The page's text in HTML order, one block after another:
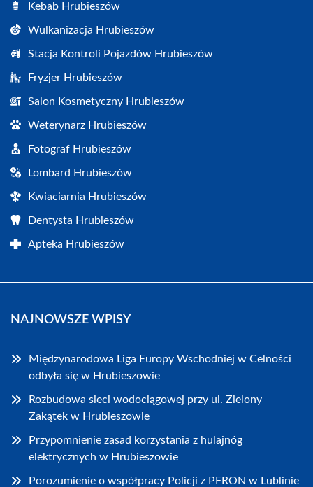
Kebab Hrubieszów
Wulkanizacja Hrubieszów
Stacja Kontroli Pojazdów Hrubieszów
Fryzjer Hrubieszów
Salon Kosmetyczny Hrubieszów
Weterynarz Hrubieszów
Fotograf Hrubieszów
Lombard Hrubieszów
Kwiaciarnia Hrubieszów
Dentysta Hrubieszów
Apteka Hrubieszów
NAJNOWSZE WPISY
Międzynarodowa Liga Europy Wschodniej w Celności
odbyła się w Hrubieszowie
Rozbudowa sieci wodociągowej przy ul. Zielony
Zakątek w Hrubieszowie
Przypomnienie zasad korzystania z hulajnóg
elektrycznych w Hrubieszowie
Porozumienie o współpracy Policji z PFRON w Lublinie